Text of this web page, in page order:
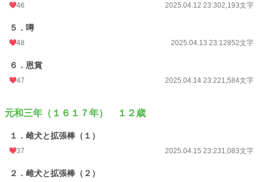
初回完結日時
週間ポイント
46 2025.04.12 23:302,193文字
５．噂
48 2025.04.13 23:12852文字
６．恩賞
47 2025.04.14 23:221,584文字
元和三年（１６１７年） １２歳
１．雌犬と拡張棒（１）
37 2025.04.15 23:231,083文字
２．雌犬と拡張棒（２）